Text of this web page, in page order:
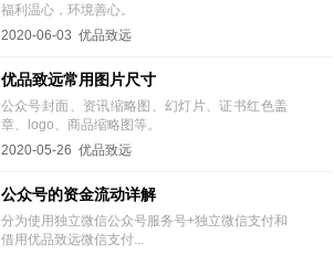
福利温心，环境善心。
2020-06-03 优品致远
优品致远常用图片尺寸
公众号封面、资讯缩略图、幻灯片、证书红色盖
章、logo、商品缩略图等。
2020-05-26 优品致远
公众号的资金流动详解
分为使用独立微信公众号服务号+独立微信支付和
借用优品致远微信支付...